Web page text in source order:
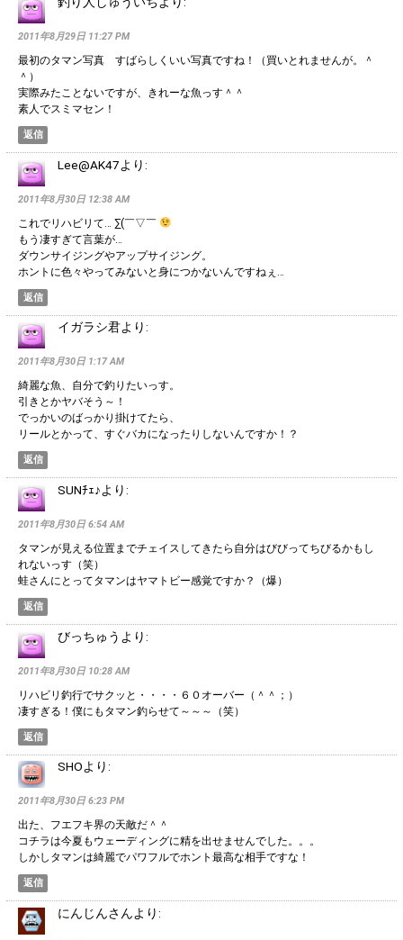
2011年8月29日 11:27 PM
最初のタマン写真 すばらしくいい写真ですね！（買いとれませんが。＾
＾）
実際みたことないですが、きれーな魚っす＾＾
素人でスミマセン！
返信
Lee@AK47より:
2011年8月30日 12:38 AM
これでリハビリて… ∑(￣▽￣
もう凄すぎて言葉が…
ダウンサイジングやアップサイジング。
ホントに色々やってみないと身につかないんですねぇ…
返信
イガラシ君より:
2011年8月30日 1:17 AM
綺麗な魚、自分で釣りたいっす。
引きとかヤバそう～！
でっかいのばっかり掛けてたら、
リールとかって、すぐバカになったりしないんですか！？
返信
SUNﾁｪ♪より:
2011年8月30日 6:54 AM
タマンが見える位置までチェイスしてきたら自分はびびってちびるかもし
れないっす（笑）
蛙さんにとってタマンはヤマトビー感覚ですか？（爆）
返信
びっちゅう より:
2011年8月30日 10:28 AM
リハビリ釣行でサクッと・・・・６０オーバー（＾＾；）
凄すぎる！僕にもタマン釣らせて～～～（笑）
返信
SHOより:
2011年8月30日 6:23 PM
出た、フエフキ界の天敵だ＾＾
コチラは今夏もウェーディングに精を出せませんでした。。。
しかしタマンは綺麗でパワフルでホント最高な相手ですな！
返信
にんじんさんより: